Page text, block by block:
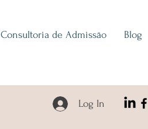
Consultoria de Admissāo Blog
Log In